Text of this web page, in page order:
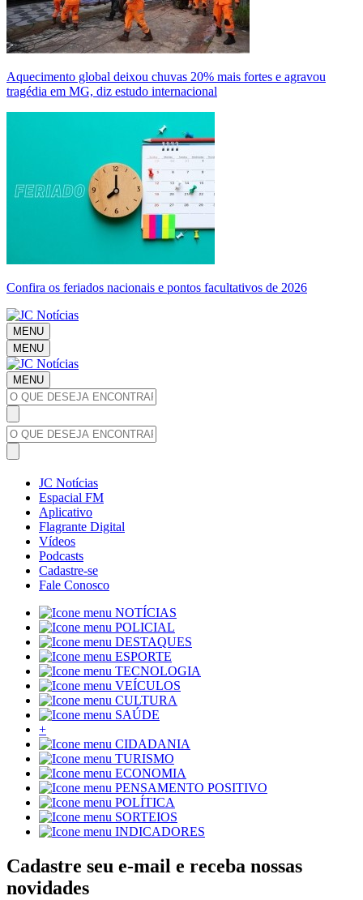
Aquecimento global deixou chuvas 20% mais fortes e agravou
tragédia em MG, diz estudo internacional
Confira os feriados nacionais e pontos facultativos de 2026
MENU
MENU
MENU
JC Notícias
Espacial FM
Aplicativo
Flagrante Digital
Vídeos
Podcasts
Cadastre-se
Fale Conosco
NOTÍCIAS
POLICIAL
DESTAQUES
ESPORTE
TECNOLOGIA
VEÍCULOS
CULTURA
SAÚDE
+
CIDADANIA
TURISMO
ECONOMIA
PENSAMENTO POSITIVO
POLÍTICA
SORTEIOS
INDICADORES
Cadastre seu e-mail e receba nossas
novidades